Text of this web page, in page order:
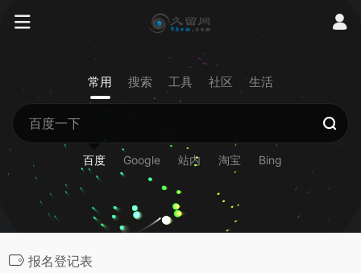
常用 搜索 工具 社区 生活
百度 Google 站内 淘宝 Bing
报名登记表